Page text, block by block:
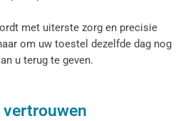
met uiterste zorg en precisie
om uw toestel dezelfde dag nog
u terug te geven.